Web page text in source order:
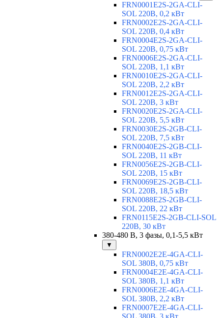
FRN0001E2S-2GA-CLI-
SOL 220В, 0,2 кВт
FRN0002E2S-2GA-CLI-
SOL 220В, 0,4 кВт
FRN0004E2S-2GA-CLI-
SOL 220В, 0,75 кВт
FRN0006E2S-2GA-CLI-
SOL 220В, 1,1 кВт
FRN0010E2S-2GA-CLI-
SOL 220В, 2,2 кВт
FRN0012E2S-2GA-CLI-
SOL 220В, 3 кВт
FRN0020E2S-2GA-CLI-
SOL 220В, 5,5 кВт
FRN0030E2S-2GB-CLI-
SOL 220В, 7,5 кВт
FRN0040E2S-2GB-CLI-
SOL 220В, 11 кВт
FRN0056E2S-2GB-CLI-
SOL 220В, 15 кВт
FRN0069E2S-2GB-CLI-
SOL 220В, 18,5 кВт
FRN0088E2S-2GB-CLI-
SOL 220В, 22 кВт
FRN0115E2S-2GB-CLI-SOL
220В, 30 кВт
380-480 В, 3 фазы, 0,1-5,5 кВт
▼
FRN0002E2E-4GA-CLI-
SOL 380В, 0,75 кВт
FRN0004E2E-4GA-CLI-
SOL 380В, 1,1 кВт
FRN0006E2E-4GA-CLI-
SOL 380В, 2,2 кВт
FRN0007E2E-4GA-CLI-